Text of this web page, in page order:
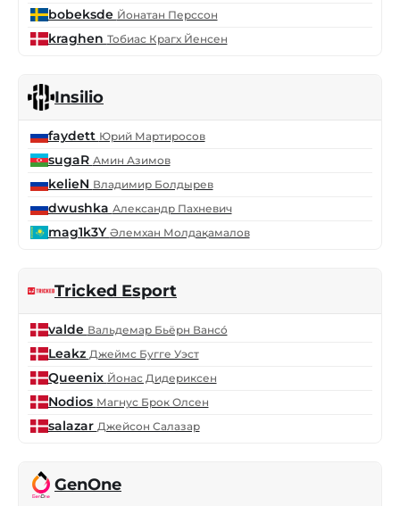
bobeksde Йонатан Перссон
kraghen Тобиас Крагх Йенсен
Insilio
faydett Юрий Мартиросов
sugaR Амин Азимов
kelieN Владимир Болдырев
dwushka Александр Пахневич
mag1k3Y Әлемхан Молдақамалов
Tricked Esport
valde Вальдемар Бьёрн Вансó
Leakz Джеймс Бугге Уэст
Queenix Йонас Дидериксен
Nodios Магнус Брок Олсен
salazar Джейсон Салазар
GenOne